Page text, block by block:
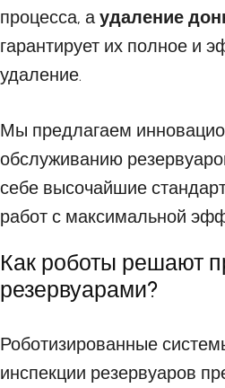
процесса, аудаление
гарантирует их полное и
удаление.
Мы предлагаем
обслуживанию
себе высочайшие
работ с максимальной
Как роботы решают
резервуарами?
Роботизированные
инспекции резервуаров